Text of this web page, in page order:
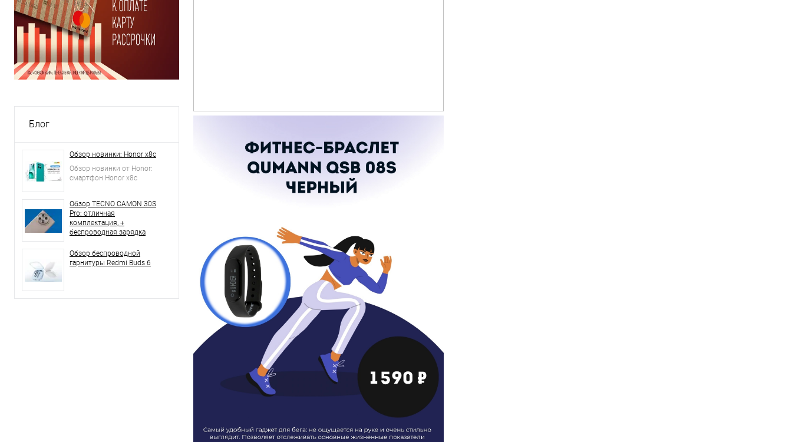
Блог
Обзор новинки: Honor x8c
Обзор новинки от Honor:
смартфон Honor x8c
Обзор TECNO CAMON 30S
Pro: отличная
комплектация, +
беспроводная зарядка
Обзор беспроводной
гарнитуры Redmi Buds 6